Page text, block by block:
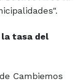
la tasa del
Cambiemos